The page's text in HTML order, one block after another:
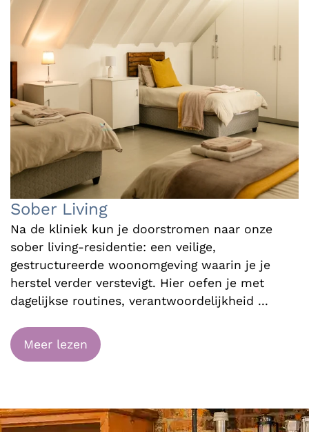
Sober Living
Na de kliniek kun je doorstromen naar onze
sober living-residentie: een veilige,
gestructureerde woonomgeving waarin je je
herstel verder verstevigt. Hier oefen je met
dagelijkse routines, verantwoordelijkheid ...
Meer lezen